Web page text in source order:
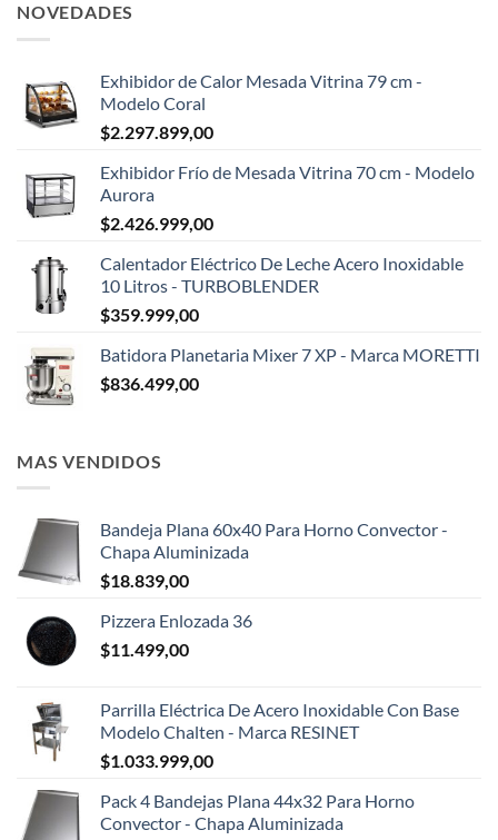
NOVEDADES
Exhibidor de Calor Mesada Vitrina 79 cm -
Modelo Coral
$2.297.899,00
Exhibidor Frío de Mesada Vitrina 70 cm - Modelo
Aurora
$2.426.999,00
Calentador Eléctrico De Leche Acero Inoxidable
10 Litros - TURBOBLENDER
$359.999,00
Batidora Planetaria Mixer 7 XP - Marca MORETTI
$836.499,00
MAS VENDIDOS
Bandeja Plana 60x40 Para Horno Convector -
Chapa Aluminizada
$18.839,00
Pizzera Enlozada 36
$11.499,00
Parrilla Eléctrica De Acero Inoxidable Con Base
Modelo Chalten - Marca RESINET
$1.033.999,00
Pack 4 Bandejas Plana 44x32 Para Horno
Convector - Chapa Aluminizada